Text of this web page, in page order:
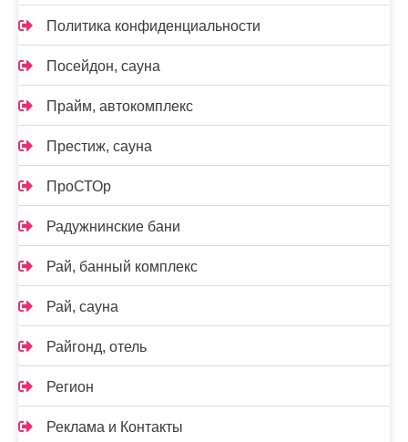
Политика конфиденциальности
Посейдон, сауна
Прайм, автокомплекс
Престиж, сауна
ПроСТОр
Радужнинские бани
Рай, банный комплекс
Рай, сауна
Райгонд, отель
Регион
Реклама и Контакты